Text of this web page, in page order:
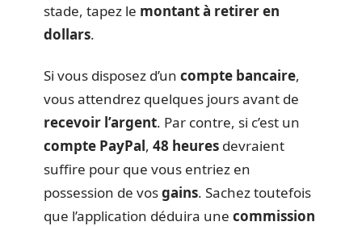
stade, tapez le montant à retirer en
dollars.
Si vous disposez d’un compte bancaire,
vous attendrez quelques jours avant de
recevoir l’argent. Par contre, si c’est un
compte PayPal, 48 heures devraient
suffire pour que vous entriez en
possession de vosgains. Sachez toutefois
que l’application déduira une commission